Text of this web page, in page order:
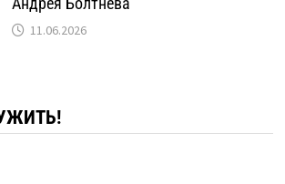
11.06.2026